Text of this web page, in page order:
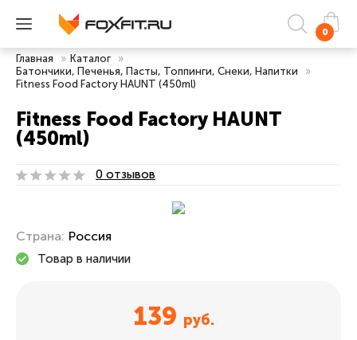
0
Главная » Каталог
»
Батончики, Печенья, Пасты, Топпинги, Снеки, Напитки
»
Fitness Food Factory HAUNT (450ml)
Fitness Food Factory HAUNT
(450ml)
0 отзывов
Страна: Россия
Товар в наличии
139 руб.